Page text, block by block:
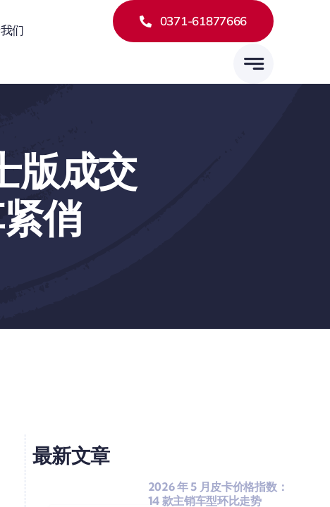
们
0371-61877666
版成交
俏
最新文章
2026 年 5 月皮卡价格指数：
14 款主销车型环比走势